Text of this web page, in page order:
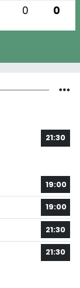
0 0
21:30
19:00
19:00
21:30
21:30